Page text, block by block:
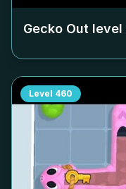
Gecko Out level
Level 460